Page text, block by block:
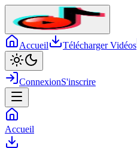
Accueil Télécharger Vidéos
ConnexionS'inscrire
Accueil